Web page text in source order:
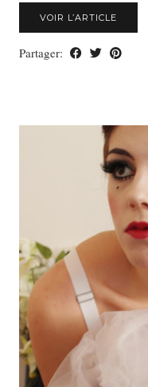
VOIR L’ARTICLE
Partager: